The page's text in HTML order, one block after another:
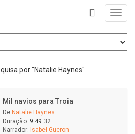
+
por "Natalie Haynes"
Mil navios para Troia
De Natalie Haynes
Duração: 9:49:32
Narrador: Isabel Gueron